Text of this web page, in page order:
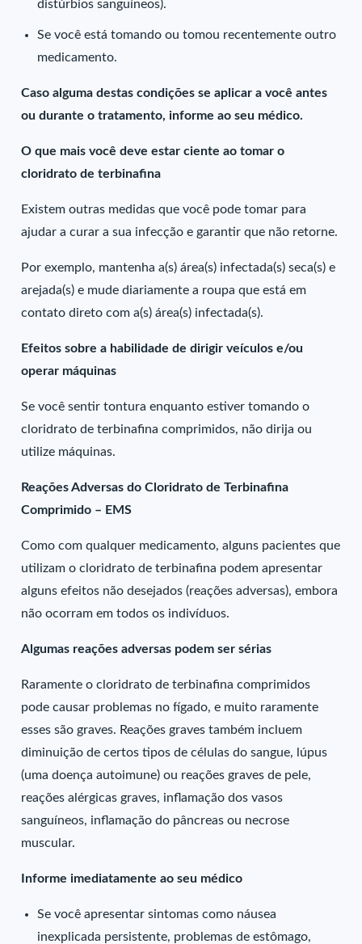
distúrbios sanguíneos).
Se você está tomando ou tomou recentemente outro
medicamento.
Caso alguma destas condições se aplicar a você antes
ou durante o tratamento, informe ao seu médico.
O que mais você deve estar ciente ao tomar o
cloridrato de terbinafina
Existem outras medidas que você pode tomar para
ajudar a curar a sua infecção e garantir que não retorne.
Por exemplo, mantenha a(s) área(s) infectada(s) seca(s) e
arejada(s) e mude diariamente a roupa que está em
contato direto com a(s) área(s) infectada(s).
Efeitos sobre a habilidade de dirigir veículos e/ou
operar máquinas
Se você sentir tontura enquanto estiver tomando o
cloridrato de terbinafina comprimidos, não dirija ou
utilize máquinas.
Reações Adversas do Cloridrato de Terbinafina
Comprimido – EMS
Como com qualquer medicamento, alguns pacientes que
utilizam o cloridrato de terbinafina podem apresentar
alguns efeitos não desejados (reações adversas), embora
não ocorram em todos os indivíduos.
Algumas reações adversas podem ser sérias
Raramente o cloridrato de terbinafina comprimidos
pode causar problemas no fígado, e muito raramente
esses são graves. Reações graves também incluem
diminuição de certos tipos de células do sangue, lúpus
(uma doença autoimune) ou reações graves de pele,
reações alérgicas graves, inflamação dos vasos
sanguíneos, inflamação do pâncreas ou necrose
muscular.
Informe imediatamente ao seu médico
Se você apresentar sintomas como náusea
inexplicada persistente, problemas de estômago,